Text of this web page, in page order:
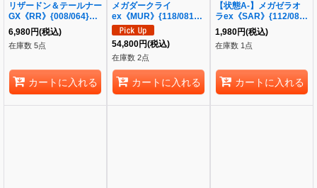
リザードン＆テールナー
GX《RR》{008/064}
[sm11a]
6,980円(税込)
在庫数 5点
カートに入れる
メガダークライ
ex《MUR》{118/081}
[M5]
54,800円(税込)
在庫数 2点
カートに入れる
【状態A-】メガゼラオ
ラex《SAR》{112/081}
[M5]
1,980円(税込)
在庫数 1点
カートに入れる